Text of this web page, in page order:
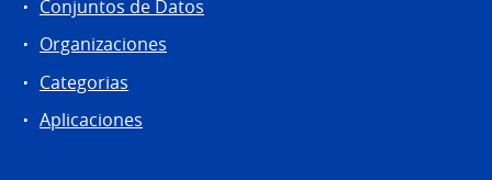
Conjuntos de Datos
Organizaciones
Categorias
Aplicaciones